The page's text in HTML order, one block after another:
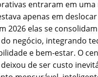
entraram em uma
apenas em
2026 elas se
negócio, integrando
e bem-estar. O
de ser custo